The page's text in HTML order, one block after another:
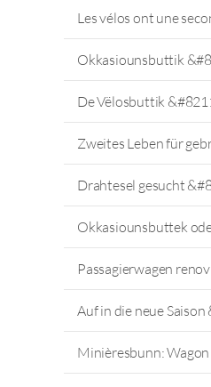
Les vélos ont une
Okkasiounsbuttik
De Vëlosbuttik
Zweites Leben für
Drahtesel gesucht
Okkasiounsbuttek
Passagierwagen
Auf in die neue
Minièresbunn: